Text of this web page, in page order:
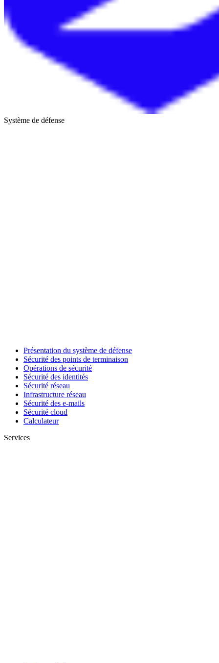
Système de défense
Présentation du système de défense
Sécurité des points de terminaison
Opérations de sécurité
Sécurité des identités
Sécurité réseau
Infrastructure réseau
Sécurité des e-mails
Sécurité cloud
Calculateur
Services